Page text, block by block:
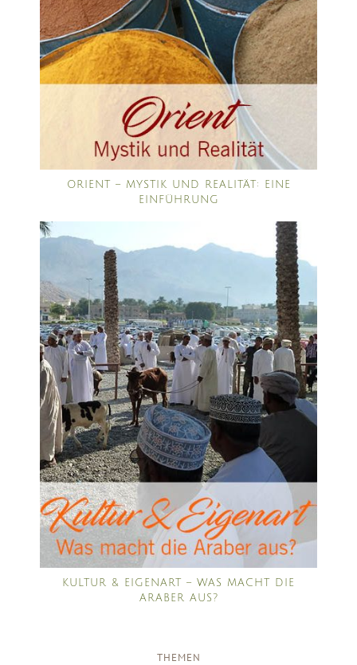
ORIENT – MYSTIK UND REALITÄT: EINE
EINFÜHRUNG
KULTUR & EIGENART – WAS MACHT DIE
ARABER AUS?
THEMEN